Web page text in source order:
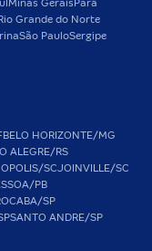
Minas Gerais Pará
Rio Grande do Norte
São PauloSergipe
BELO HORIZONTE/MG
ALEGRE/RS
SCJOINVILLE/SC
PB
SP
SANTO ANDRE/SP